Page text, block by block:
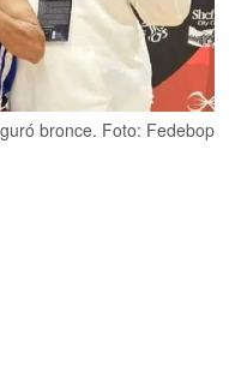
bronce. Foto: Fedebop